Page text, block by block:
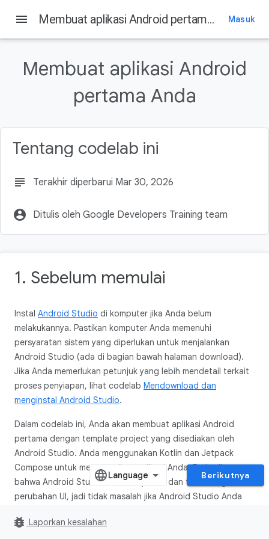
1. Sebelum memulai
Prasyarat
Yang akan Anda butuhkan
Yang akan Anda pelajari
menu Membuat aplikasi Android pertama Anda Masuk
Membuat aplikasi Android
pertama Anda
Tentang codelab ini
subject Terakhir diperbarui Mar 30, 2026
account_circle Ditulis oleh Google Developers Training team
1. Sebelum memulai
Instal Android Studio di komputer jika Anda belum
melakukannya. Pastikan komputer Anda memenuhi
persyaratan sistem yang diperlukan untuk menjalankan
Android Studio (ada di bagian bawah halaman download).
Jika Anda memerlukan petunjuk yang lebih mendetail terkait
proses penyiapan, lihat codelab Mendownload dan
menginstal Android Studio.
Dalam codelab ini, Anda akan membuat aplikasi Android
pertama dengan template project yang disediakan oleh
Android Studio. Anda menggunakan Kotlin dan Jetpack
Compose untuk menyesuaikan aplikasi Anda. Perhatikan
bahwa Android Studio selalu diupdate dan terkadang ada
perubahan UI, jadi tidak masalah jika Android Studio Anda
Berikutnya
bug_report Laporkan kesalahan